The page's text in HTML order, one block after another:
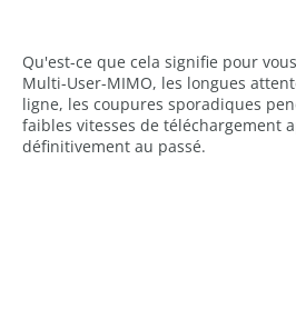
Qu'est-ce que cela signifie pour
Multi-User-MIMO, les longues
ligne, les coupures sporadiques
faibles vitesses de téléchargement
définitivement au passé.